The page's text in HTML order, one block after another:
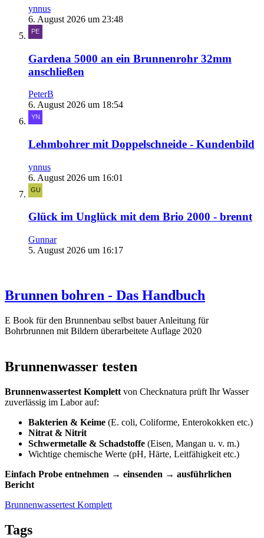
ynnus
6. August 2026 um 23:48
Gardena 5000 an ein Brunnenrohr 32mm
anschließen
PeterB
6. August 2026 um 18:54
Lehmbohrer mit Doppelschneide - Kundenbild
ynnus
6. August 2026 um 16:01
Glück im Unglück mit dem Brio 2000 - brennt
Gunnar
5. August 2026 um 16:17
Brunnen bohren - Das Handbuch
E Book für den Brunnenbau selbst bauer Anleitung für
Bohrbrunnen mit Bildern überarbeitete Auflage 2020
Brunnenwasser testen
Brunnenwassertest Komplett von Checknatura prüft Ihr Wasser
zuverlässig im Labor auf:
Bakterien & Keime (E. coli, Coliforme, Enterokokken etc.)
Nitrat & Nitrit
Schwermetalle & Schadstoffe (Eisen, Mangan u. v. m.)
Wichtige chemische Werte (pH, Härte, Leitfähigkeit etc.)
Einfach Probe entnehmen → einsenden → ausführlichen
Bericht
Brunnenwassertest Komplett
Tags